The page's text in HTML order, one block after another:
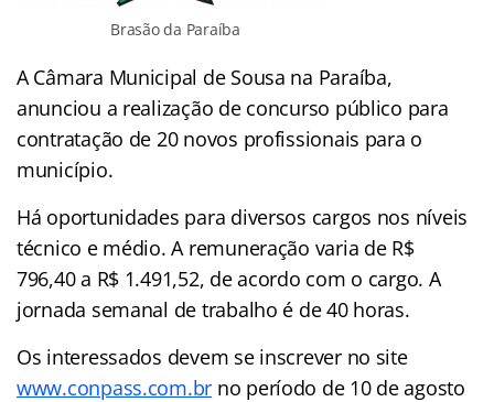
Brasão da Paraíba
A Câmara Municipal de Sousa na Paraíba,
anunciou a realização de concurso público para
contratação de 20 novos profissionais para o
município.
Há oportunidades para diversos cargos nos níveis
técnico e médio. A remuneração varia de R$
796,40 a R$ 1.491,52, de acordo com o cargo. A
jornada semanal de trabalho é de 40 horas.
Os interessados devem se inscrever no site
www.conpass.com.br no período de 10 de agosto